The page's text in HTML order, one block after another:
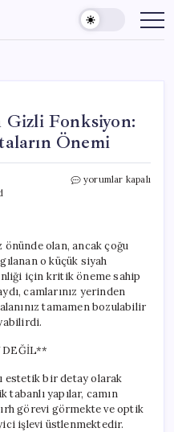
Fonksiyon:
Önemi
Her
O
Küçük
Siyah
Noktaların
Önemi
yorumlar kapalı
olan, ancak çoğu
o küçük siyah
için kritik öneme sahip
camlarınız yerinden
tamamen bozulabilir
DEĞİL**
estetik bir detay olarak
yapılar, camın
görevi görmekte ve optik
işlevi üstlenmektedir.